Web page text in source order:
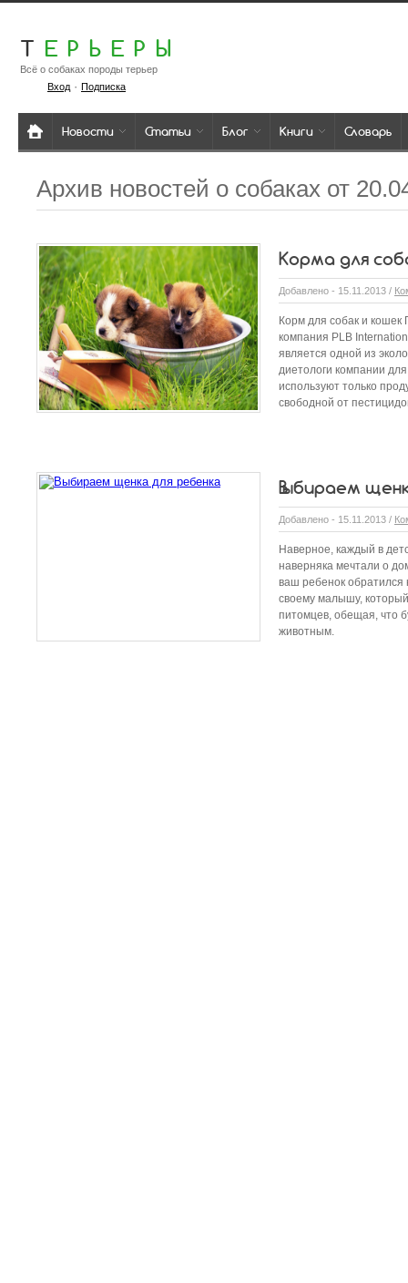
Т ЕРЬЕРЫ
Всё о собаках породы терьер
Вход· Подписка
Новости Статьи Блог Книги Словарь
Архив новостей о собаках от
Корма для
Добавлено - 15.11.2013 /
Корм для собак и кошек
компания PLB
является одной из
диетологи компании
используют только
свободной от
Выбираем
Добавлено - 15.11.2013 /
Наверное, каждый в
наверняка мечтали о
ваш ребенок обратился
своему малышу,
питомцев, обещая, что
животным.